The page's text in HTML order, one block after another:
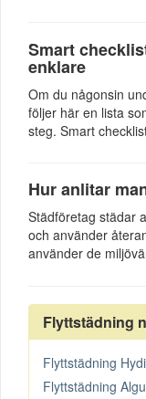
Smart
enklare
Om du någonsin
följer här en lista
steg. Smart
Hur anlitar
Städföretag städar
och använder
använder de
Flyttstädning
Flyttstädning
Flyttstädning